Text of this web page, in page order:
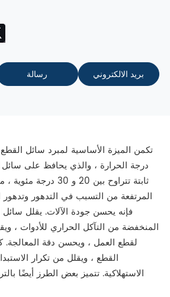
رسالة بريد الالكتروني
تكمن الميزة الأساسية لمبرد سائل
درجة الحرارة ، والذي يحافظ على
ثابتة تتراوح بين 20 و
المرتفعة من التسبب في التدهور وتدهور
فإنه يحسن جودة الآلات. يقلل
المنخفضة من التآكل الحراري للأدوات ،
لقطع العمل ، ويحسن دقة المعالجة.
القطع ، ويقلل من تكرار
الاستهلاكية. تتميز بعض الطرز أيضًا